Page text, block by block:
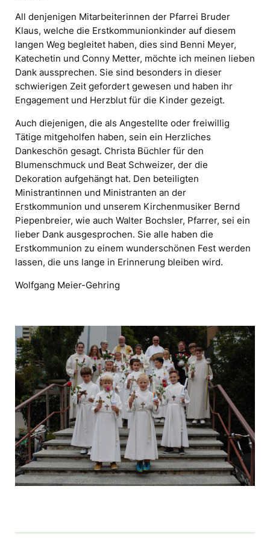
All denjenigen Mitarbeiterinnen der Pfarrei Bruder
Klaus, welche die Erstkommunionkinder auf diesem
langen Weg begleitet haben, dies sind Benni Meyer,
Katechetin und Conny Metter, möchte ich meinen lieben
Dank aussprechen. Sie sind besonders in dieser
schwierigen Zeit gefordert gewesen und haben ihr
Engagement und Herzblut für die Kinder gezeigt.
Auch diejenigen, die als Angestellte oder freiwillig
Tätige mitgeholfen haben, sein ein Herzliches
Dankeschön gesagt. Christa Büchler für den
Blumenschmuck und Beat Schweizer, der die
Dekoration aufgehängt hat. Den beteiligten
Ministrantinnen und Ministranten an der
Erstkommunion und unserem Kirchenmusiker Bernd
Piepenbreier, wie auch Walter Bochsler, Pfarrer, sei ein
lieber Dank ausgesprochen. Sie alle haben die
Erstkommunion zu einem wunderschönen Fest werden
lassen, die uns lange in Erinnerung bleiben wird.
Wolfgang Meier-Gehring